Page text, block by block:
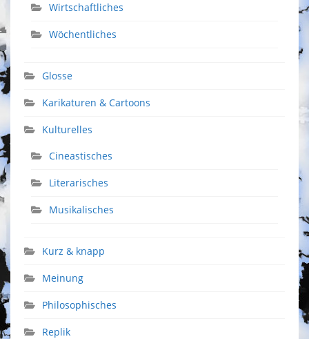
Wirtschaftliches
Wöchentliches
Glosse
Karikaturen & Cartoons
Kulturelles
Cineastisches
Literarisches
Musikalisches
Kurz & knapp
Meinung
Philosophisches
Replik